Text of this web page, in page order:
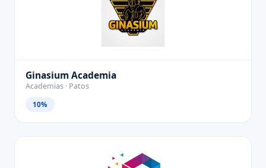
Ginasium Academia
Academias · Patos
10%